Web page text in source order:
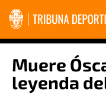
Muere
leyenda